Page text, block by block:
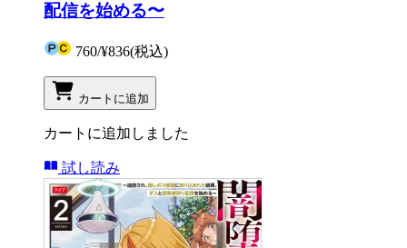
配信を始める〜
760/¥836(税込)
カートに追加
カートに追加しました
試し読み